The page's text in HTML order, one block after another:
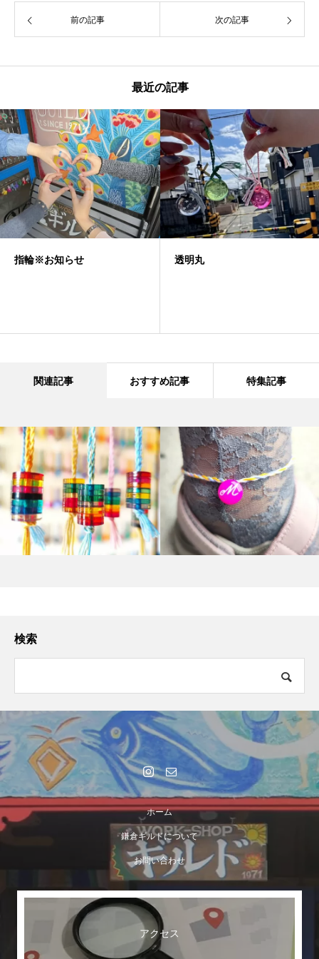
前の記事 次の記事
最近の記事
透明丸
関連記事 おすすめ記事 特集記事
検索
ホーム
鎌倉ギルドについて
お問い合わせ
アクセス